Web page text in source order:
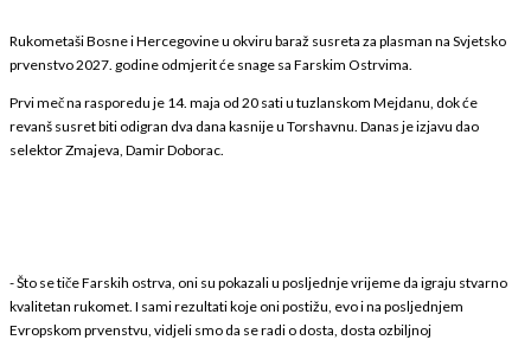
Rukometaši Bosne i Hercegovine u okviru baraž susreta za plasman na Svjetsko
prvenstvo 2027. godine odmjerit će snage sa Farskim Ostrvima.
Prvi meč na rasporedu je 14. maja od 20 sati u tuzlanskom Mejdanu, dok će
revanš susret biti odigran dva dana kasnije u Torshavnu. Danas je izjavu dao
selektor Zmajeva, Damir Doborac.
- Što se tiče Farskih ostrva, oni su pokazali u posljednje vrijeme da igraju stvarno
kvalitetan rukomet. I sami rezultati koje oni postižu, evo i na posljednjem
Evropskom prvenstvu, vidjeli smo da se radi o dosta, dosta ozbiljnoj